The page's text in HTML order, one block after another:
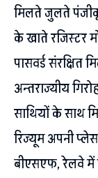
मिलते जुलते
के खाते रजिस्टर
पासवर्ड
अन्तराज्यीय
साथियों के साथ
रिज्यूम अपनी
बीएसएफ, रेलवे में